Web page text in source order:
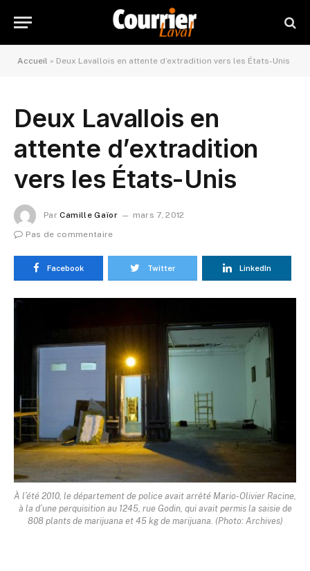
Accueil » Deux Lavallois en attente d’extradition vers les États-Unis
Deux Lavallois en
attente d’extradition
vers les États-Unis
Par Camille Gaïor
mars 7, 2012
Pas de commentaire
Facebook Twitter LinkedIn
À l’été 2010, le département de police avait arrêté Mario-Olivier Racine,
à la d’une perquisition au 1245, rue Godin, qui avait permis la saisie de
808 plants de marijuana et 45 kg de marijuana. (Photo: Archives)